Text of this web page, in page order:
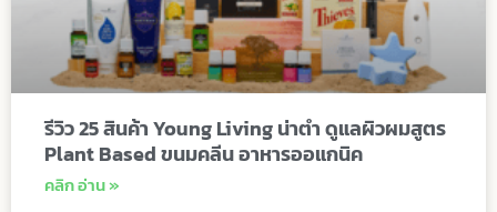
รีวิว 25 สินค้า Young Living น่าตำ ดูแลผิวผมสูตร
Plant Based ขนมคลีน อาหารออแกนิค
คลิก อ่าน »